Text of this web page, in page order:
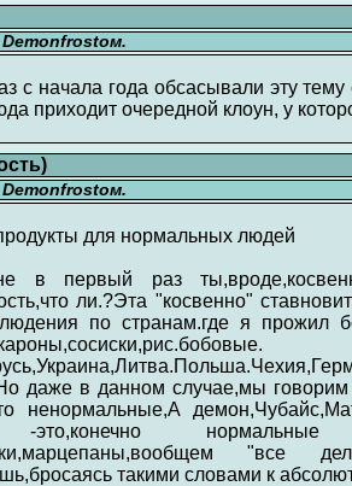
с начала года обсасывали эту
приходит очередной клоун, у
для нормальных людей
в первый раз
ли.?Эта "косвенно"
по странам.где я прожил
даже в данном случае,мы говорим
ненормальные,А
-это,конечно
"все
такими словами к